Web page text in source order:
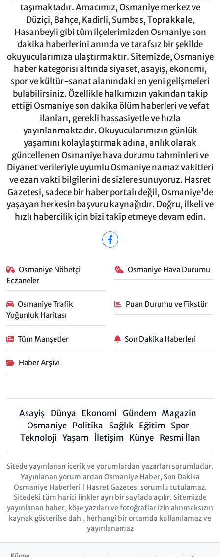
taşımaktadır. Amacımız, Osmaniye merkez ve
Düziçi, Bahçe, Kadirli, Sumbas, Toprakkale,
Hasanbeyli gibi tüm ilçelerimizden Osmaniye son
dakika haberlerini anında ve tarafsız bir şekilde
okuyucularımıza ulaştırmaktır. Sitemizde, Osmaniye
haber kategorisi altında siyaset, asayiş, ekonomi,
spor ve kültür-sanat alanındaki en yeni gelişmeleri
bulabilirsiniz. Özellikle halkımızın yakından takip
ettiği Osmaniye son dakika ölüm haberleri ve vefat
ilanları, gerekli hassasiyetle ve hızla
yayınlanmaktadır. Okuyucularımızın günlük
yaşamını kolaylaştırmak adına, anlık olarak
güncellenen Osmaniye hava durumu tahminleri ve
Diyanet verileriyle uyumlu Osmaniye namaz vakitleri
ve ezan vakti bilgilerini de sizlere sunuyoruz. Hasret
Gazetesi, sadece bir haber portalı değil, Osmaniye'de
yaşayan herkesin başvuru kaynağıdır. Doğru, ilkeli ve
hızlı habercilik için bizi takip etmeye devam edin.
Osmaniye Nöbetçi
Eczaneler
Osmaniye Hava Durumu
Osmaniye Trafik
Yoğunluk Haritası
Puan Durumu ve Fikstür
Tüm Manşetler Son Dakika Haberleri
Haber Arşivi
Asayiş Dünya Ekonomi Gündem Magazin
Osmaniye Politika Sağlık Eğitim
Spor
Teknoloji Yaşam İletişim Künye Resmi İlan
Sitede yayınlanan içerik ve yorumlardan yazarları sorumludur.
Yayınlanan yorumlardan Osmaniye Haber, Son Dakika
Osmaniye Haberleri | Hasret Gazetesi sorumlu tutulamaz.
Sitedeki tüm harici linkler ayrı bir sayfada açılır. Sitemizde
yayınlanan haber, köşe yazıları ve fotoğraflar izin alınmaksızın
kaynak gösterilse dahi, herhangi bir ortamda kullanılamaz ve
yayınlanamaz